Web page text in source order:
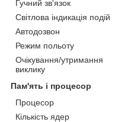
Гучний зв'язок
Світлова індикація подій
Автодозвон
Режим польоту
Очікування/утримання
виклику
Пам'ять і процесор
Процесор
Кількість ядер